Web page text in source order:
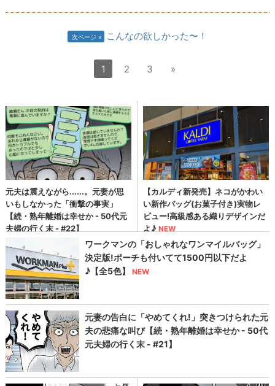
次ページ こんなの欲しかった〜！
1 2 3 »